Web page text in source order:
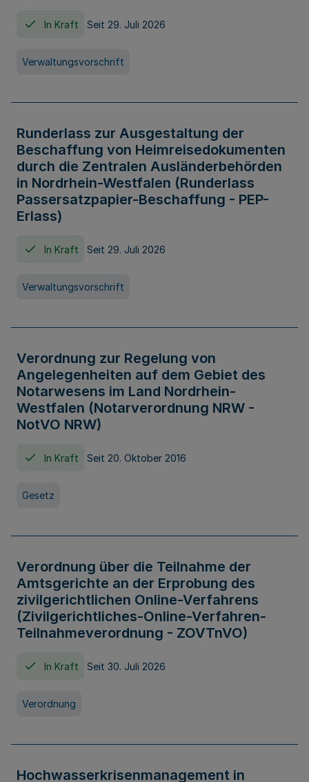
In Kraft Seit 29. Juli 2026
Verwaltungsvorschrift
Runderlass zur Ausgestaltung der
Beschaffung von Heimreisedokumenten
durch die Zentralen Ausländerbehörden
in Nordrhein-Westfalen (Runderlass
Passersatzpapier-Beschaffung - PEP-
Erlass)
In Kraft Seit 29. Juli 2026
Verwaltungsvorschrift
Verordnung zur Regelung von
Angelegenheiten auf dem Gebiet des
Notarwesens im Land Nordrhein-
Westfalen (Notarverordnung NRW -
NotVO NRW)
In Kraft Seit 20. Oktober 2016
Gesetz
Verordnung über die Teilnahme der
Amtsgerichte an der Erprobung des
zivilgerichtlichen Online-Verfahrens
(Zivilgerichtliches-Online-Verfahren-
Teilnahmeverordnung - ZOVTnVO)
In Kraft Seit 30. Juli 2026
Verordnung
Hochwasserkrisenmanagement in